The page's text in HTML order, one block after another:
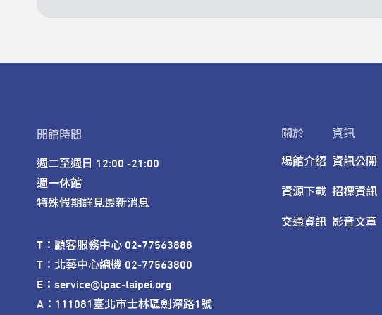
開館時間
週二至週日 12:00 -21:00
週一休館
特殊假期詳見最新消息
T：顧客服務中心 02-77563888
T：北藝中心總機 02-77563800
E：service@tpac-taipei.org
A：111081臺北市士林區劍潭路1號
關於
場館介紹
資源下載
交通資訊
資訊
資訊公開
招標資訊
影音文章